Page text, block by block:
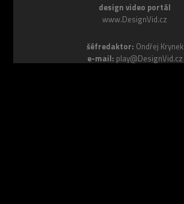
design video portál
www.DesignVid.cz
šéfredaktor: Ondřej Krynek
e-mail: play@DesignVid.cz